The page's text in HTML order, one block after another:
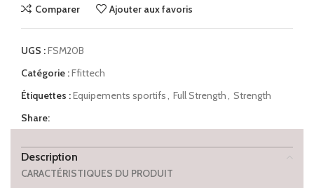
Comparer Ajouter aux favoris
UGS :FSM20B
Catégorie :Ffittech
Étiquettes :Equipements sportifs, Full Strength, Strength
Share:
Description
CARACTÉRISTIQUES DU PRODUIT